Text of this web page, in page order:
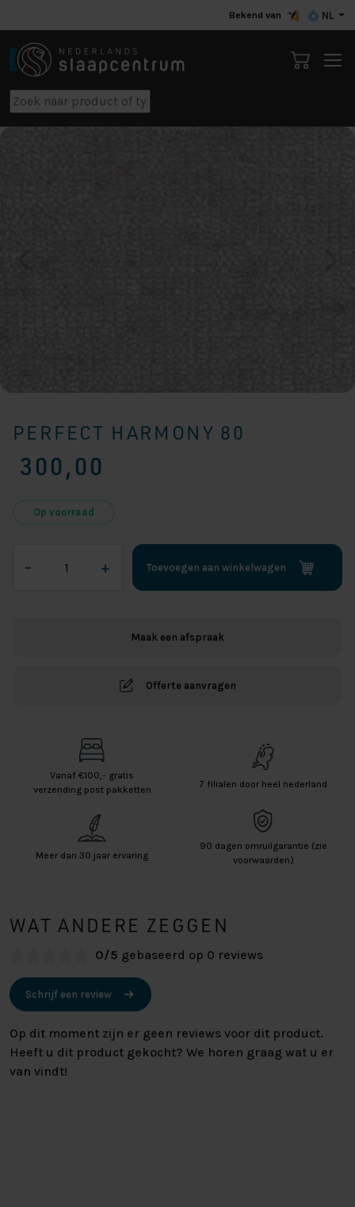
Bekend van NL
PERFECT HARMONY 80
300,00
Op voorraad
–
Harmony
+ Toevoegen aan winkelwagen
Maak een afspraak
Offerte aanvragen
Vanaf €100,- gratis
verzending post pakketten
7 filialen door heel nederland
Meer dan 30 jaar ervaring
90 dagen omruilgarantie (zie
voorwaarden)
WAT ANDERE ZEGGEN
0/5 gebaseerd op 0 reviews
Schrijf een review
Op dit moment zijn er geen reviews voor dit product.
Heeft u dit product gekocht? We horen graag wat u er
van vindt!